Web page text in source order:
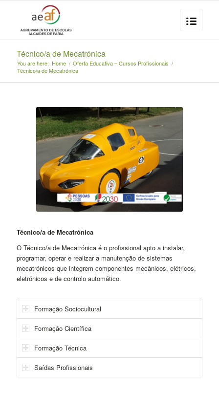
Técnico/a de Mecatrónica
You are here: Home / Oferta Educativa – Cursos Profissionais /
Técnico/a de Mecatrónica
Técnico/a de Mecatrónica
O Técnico/a de Mecatrónica é o profissional apto a instalar,
programar, operar e realizar a manutenção de sistemas
mecatrónicos que integrem componentes mecânicos, elétricos,
eletrónicos e de controlo automático.
Formação Sociocultural
Formação Científica
Formação Técnica
Saídas Profissionais